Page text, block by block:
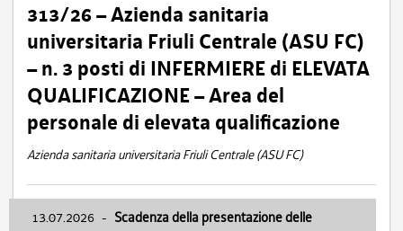
313/26 – Azienda sanitaria
universitaria Friuli Centrale (ASU FC)
– n. 3 posti di INFERMIERE di ELEVATA
QUALIFICAZIONE – Area del
personale di elevata qualificazione
Azienda sanitaria universitaria Friuli Centrale (ASU FC)
13.07.2026 - Scadenza della presentazione delle